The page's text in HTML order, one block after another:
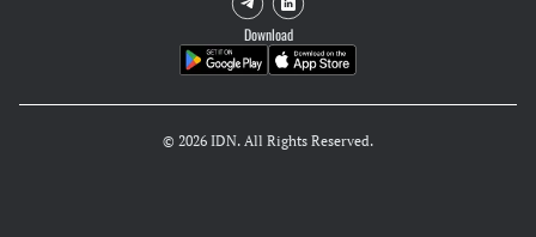
Download
© 2026 IDN. All Rights Reserved.